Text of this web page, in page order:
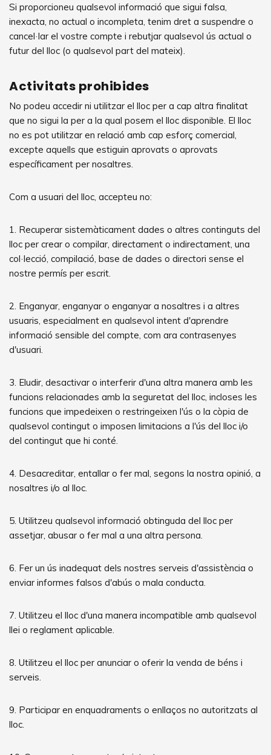
Si proporcioneu qualsevol informació que sigui falsa,
inexacta, no actual o incompleta, tenim dret a suspendre o
cancel·lar el vostre compte i rebutjar qualsevol ús actual o
futur del lloc (o qualsevol part del mateix).
Activitats prohibides
No podeu accedir ni utilitzar el lloc per a cap altra finalitat
que no sigui la per a la qual posem el lloc disponible. El lloc
no es pot utilitzar en relació amb cap esforç comercial,
excepte aquells que estiguin aprovats o aprovats
específicament per nosaltres.
Com a usuari del lloc, accepteu no:
1. Recuperar sistemàticament dades o altres continguts del
lloc per crear o compilar, directament o indirectament, una
col·lecció, compilació, base de dades o directori sense el
nostre permís per escrit.
2. Enganyar, enganyar o enganyar a nosaltres i a altres
usuaris, especialment en qualsevol intent d'aprendre
informació sensible del compte, com ara contrasenyes
d'usuari.
3. Eludir, desactivar o interferir d'una altra manera amb les
funcions relacionades amb la seguretat del lloc, incloses les
funcions que impedeixen o restringeixen l'ús o la còpia de
qualsevol contingut o imposen limitacions a l'ús del lloc i/o
del contingut que hi conté.
4. Desacreditar, entallar o fer mal, segons la nostra opinió, a
nosaltres i/o al lloc.
5. Utilitzeu qualsevol informació obtinguda del lloc per
assetjar, abusar o fer mal a una altra persona.
6. Fer un ús inadequat dels nostres serveis d'assistència o
enviar informes falsos d'abús o mala conducta.
7. Utilitzeu el lloc d'una manera incompatible amb qualsevol
llei o reglament aplicable.
8. Utilitzeu el lloc per anunciar o oferir la venda de béns i
serveis.
9. Participar en enquadraments o enllaços no autoritzats al
lloc.